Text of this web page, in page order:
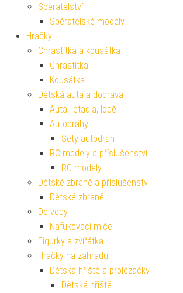
Sběratelství
Sběratelské modely
Hračky
Chrastítka a kousátka
Chrastítka
Kousátka
Dětská auta a doprava
Auta, letadla, lodě
Autodráhy
Sety autodráh
RC modely a příslušenství
RC modely
Dětské zbraně a příslušenství
Dětské zbraně
Do vody
Nafukovací míče
Figurky a zvířátka
Hračky na zahradu
Dětská hřiště a prolézačky
Dětská hřiště